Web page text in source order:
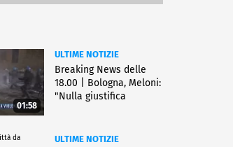
01:58
ULTIME NOTIZIE
Breaking News delle
18.00 | Bologna, Meloni:
"Nulla giustifica
ULTIME NOTIZIE